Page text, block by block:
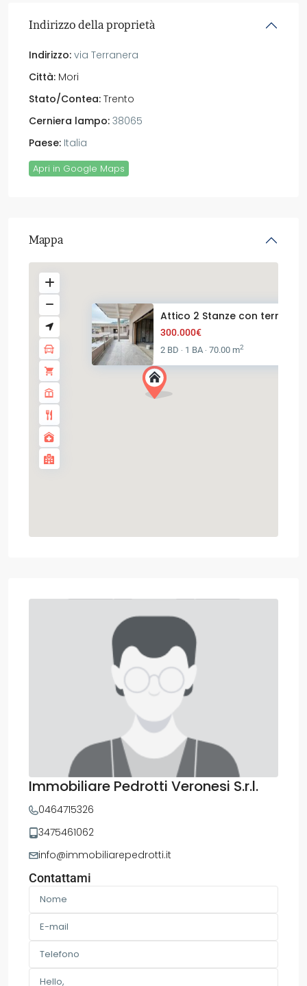
Indirizzo della proprietà
Indirizzo: via Terranera
Città: Mori
Stato/Contea: Trento
Cerniera lampo: 38065
Paese: Italia
Apri in Google Maps
Mappa
Attico 2 Stanze con terrazza
300.000€
2 BD · 1 BA · 70.00 m2
Immobiliare Pedrotti Veronesi S.r.l.
0464715326
3475461062
info@immobiliarepedrotti.it
Contattami